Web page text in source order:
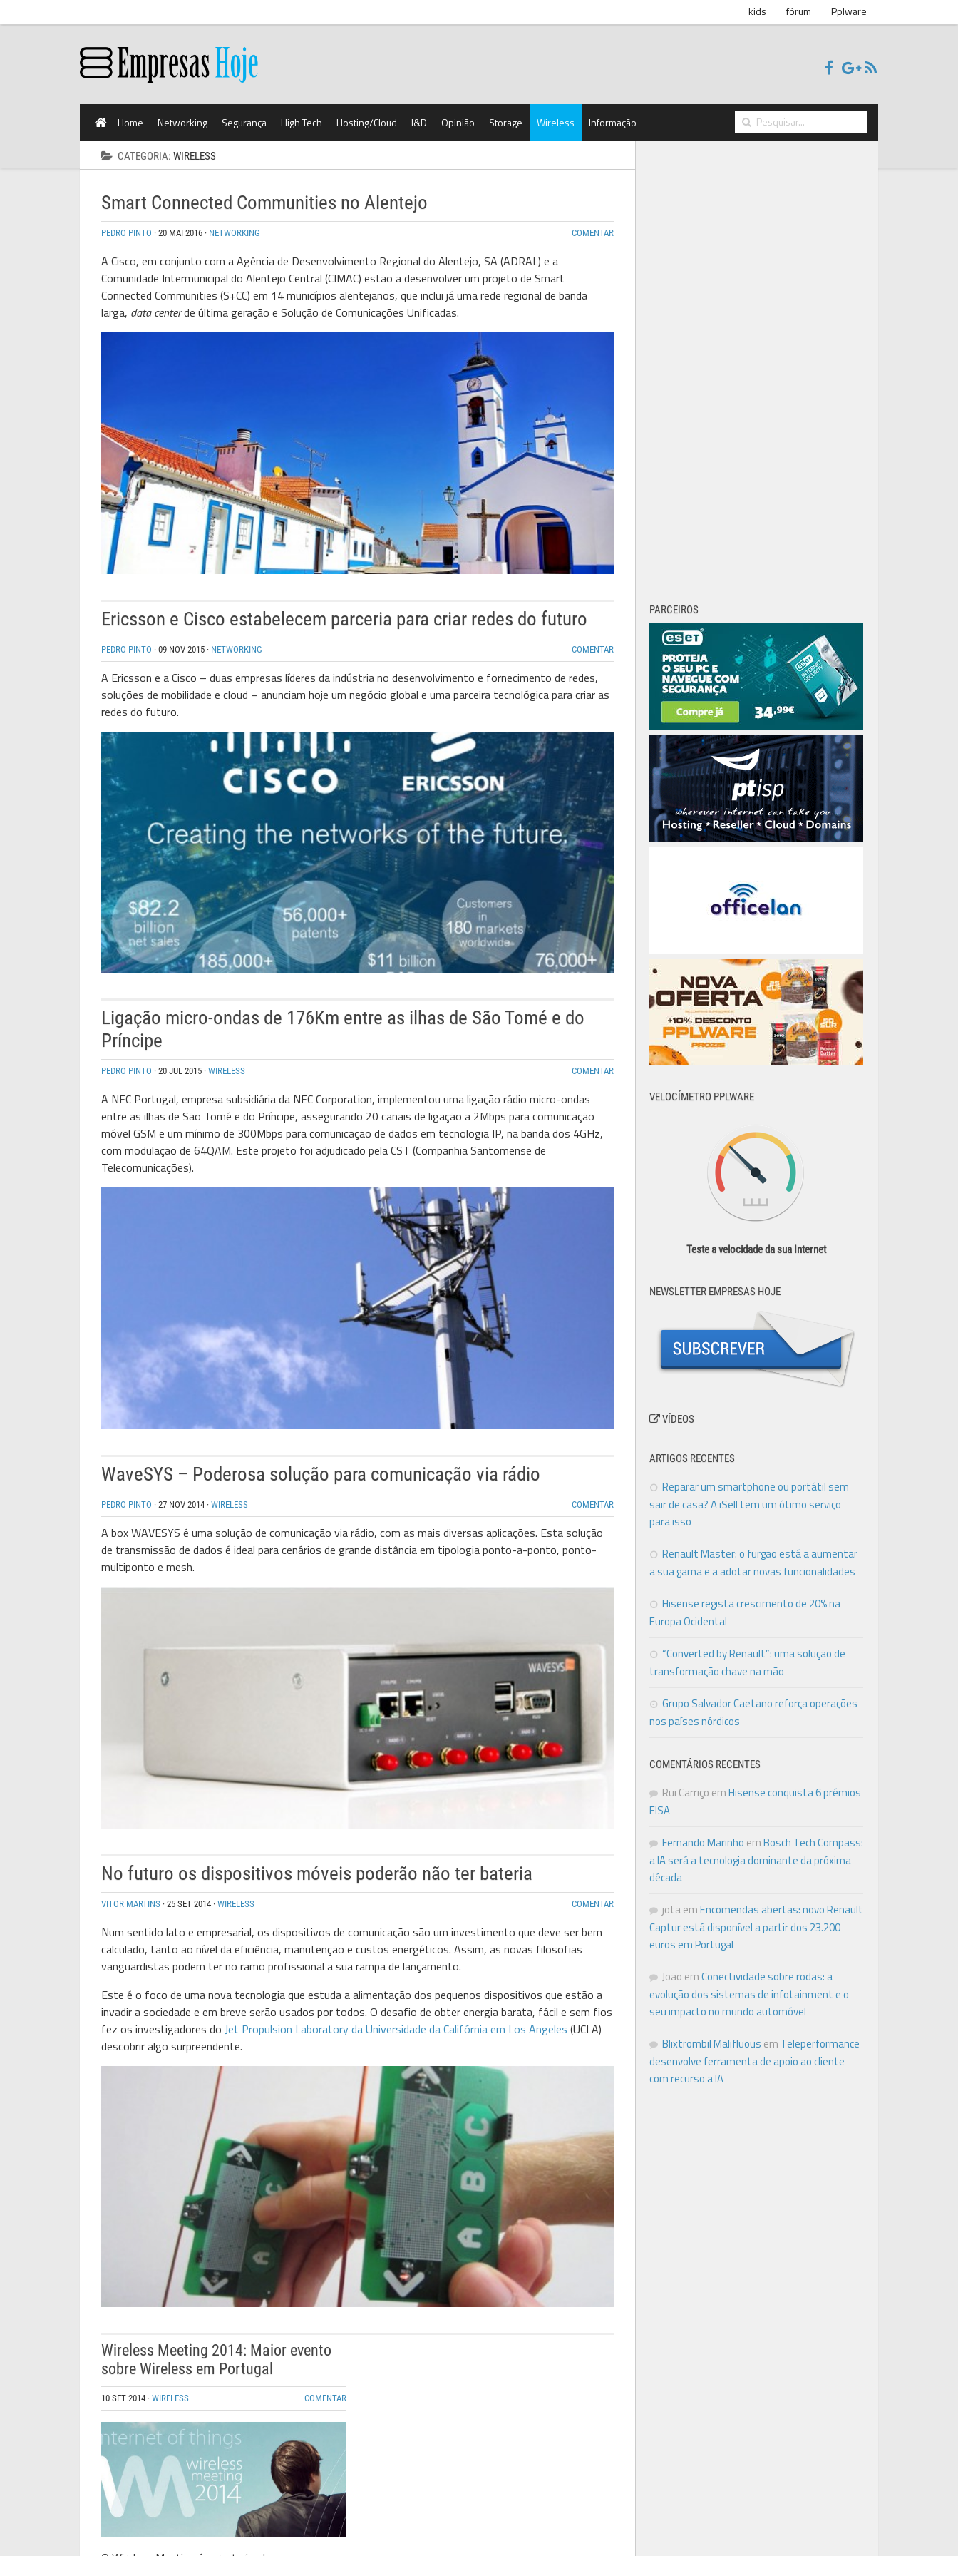
kids fórum Pplware
Home Networking Segurança High Tech Hosting/Cloud I&D Opinião Storage Wireless Informação
CATEGORIA: WIRELESS
Smart Connected Communities no Alentejo
PEDRO PINTO · 20 MAI 2016 · NETWORKING COMENTAR
A Cisco, em conjunto com a Agência de Desenvolvimento Regional do Alentejo, SA (ADRAL) e a
Comunidade Intermunicipal do Alentejo Central (CIMAC) estão a desenvolver um projeto de Smart
Connected Communities (S+CC) em 14 municípios alentejanos, que inclui já uma rede regional de banda
larga, data centerde última geração e Solução de Comunicações Unificadas.
Ericsson e Cisco estabelecem parceria para criar redes do futuro
PEDRO PINTO · 09 NOV 2015 · NETWORKING COMENTAR
A Ericsson e a Cisco – duas empresas líderes da indústria no desenvolvimento e fornecimento de redes,
soluções de mobilidade e cloud – anunciam hoje um negócio global e uma parceira tecnológica para criar as
redes do futuro.
Ligação micro-ondas de 176Km entre as ilhas de São Tomé e do
Príncipe
PEDRO PINTO · 20 JUL 2015 · WIRELESS COMENTAR
A NEC Portugal, empresa subsidiária da NEC Corporation, implementou uma ligação rádio micro-ondas
entre as ilhas de São Tomé e do Príncipe, assegurando 20 canais de ligação a 2Mbps para comunicação
móvel GSM e um mínimo de 300Mbps para comunicação de dados em tecnologia IP, na banda dos 4GHz,
com modulação de 64QAM. Este projeto foi adjudicado pela CST (Companhia Santomense de
Telecomunicações).
WaveSYS – Poderosa solução para comunicação via rádio
PEDRO PINTO · 27 NOV 2014 · WIRELESS COMENTAR
A box WAVESYS é uma solução de comunicação via rádio, com as mais diversas aplicações. Esta solução
de transmissão de dados é ideal para cenários de grande distância em tipologia ponto-a-ponto, ponto-
multiponto e mesh.
No futuro os dispositivos móveis poderão não ter bateria
VITOR MARTINS · 25 SET 2014 · WIRELESS COMENTAR
Num sentido lato e empresarial, os dispositivos de comunicação são um investimento que deve ser bem
calculado, tanto ao nível da eficiência, manutenção e custos energéticos. Assim, as novas filosofias
vanguardistas podem ter no ramo profissional a sua rampa de lançamento.
Este é o foco de uma nova tecnologia que estuda a alimentação dos pequenos dispositivos que estão a
invadir a sociedade e em breve serão usados por todos. O desafio de obter energia barata, fácil e sem fios
fez os investigadores do Jet Propulsion Laboratory da Universidade da Califórnia em Los Angeles (UCLA)
descobrir algo surpreendente.
Wireless Meeting 2014: Maior evento
sobre Wireless em Portugal
10 SET 2014 · WIRELESS COMENTAR
PARCEIROS
VELOCÍMETRO PPLWARE
Teste a velocidade da sua Internet
NEWSLETTER EMPRESAS HOJE
VÍDEOS
ARTIGOS RECENTES
Reparar um smartphone ou portátil sem
sair de casa? A iSell tem um ótimo serviço
para isso
Renault Master: o furgão está a aumentar
a sua gama e a adotar novas funcionalidades
Hisense regista crescimento de 20% na
Europa Ocidental
“Converted by Renault”: uma solução de
transformação chave na mão
Grupo Salvador Caetano reforça operações
nos países nórdicos
COMENTÁRIOS RECENTES
Rui Carriço emHisense conquista 6 prémios
EISA
Fernando Marinho emBosch Tech Compass:
a IA será a tecnologia dominante da próxima
década
jotaemEncomendas abertas: novo Renault
Captur está disponível a partir dos 23.200
euros em Portugal
João emConectividade sobre rodas: a
evolução dos sistemas de infotainment e o
seu impacto no mundo automóvel
Blixtrombil Malifluous em Teleperformance
desenvolve ferramenta de apoio ao cliente
com recurso a IA